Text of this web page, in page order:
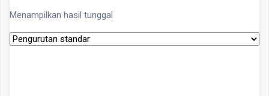
Menampilkan hasil tunggal